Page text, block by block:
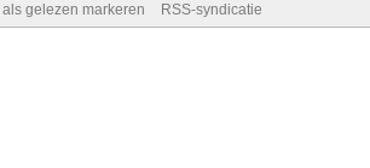
gelezen markeren RSS-syndicatie